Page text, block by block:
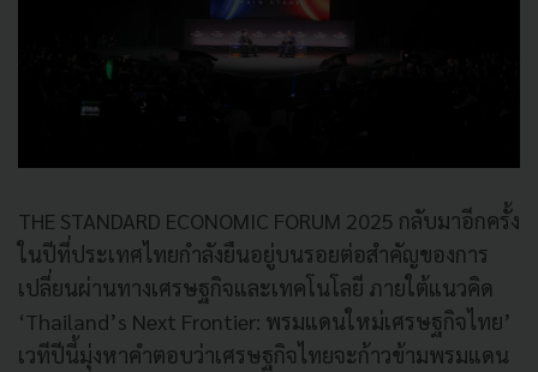
THE STANDARD ECONOMIC FORUM 2025 กลับมาอีกครั้ง
ในปีที่ประเทศไทยกำลังยืนอยู่บนรอยต่อสำคัญของการ
เปลี่ยนผ่านทางเศรษฐกิจและเทคโนโลยี ภายใต้แนวคิด
‘Thailand’s Next Frontier: พรมแดนใหม่เศรษฐกิจไทย’
เวทีปีนี้มุ่งหาคำตอบว่าเศรษฐกิจไทยจะก้าวข้ามพรมแดน